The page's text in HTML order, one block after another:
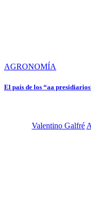
AGRONOMÍA
El país de los “aa
Valentino Galfré